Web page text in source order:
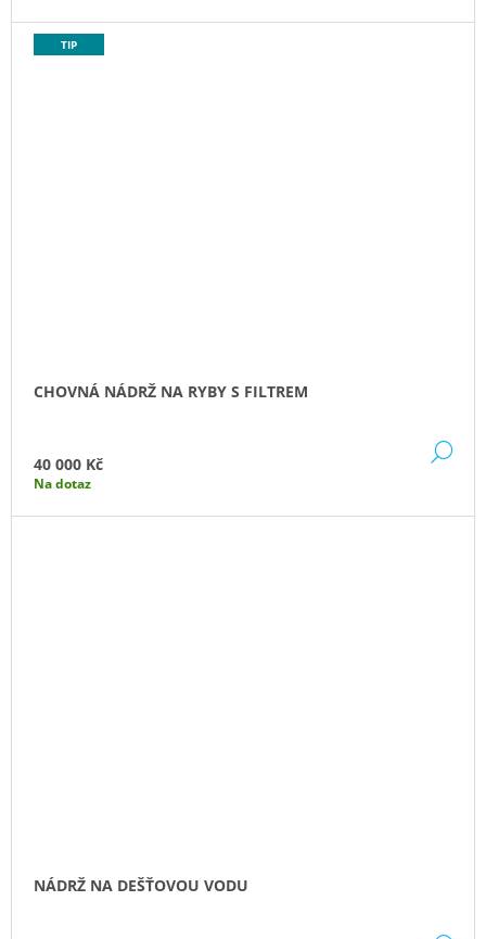
TIP
CHOVNÁ NÁDRŽ NA RYBY S FILTREM
40 000 Kč
Na dotaz
NÁDRŽ NA DEŠŤOVOU VODU